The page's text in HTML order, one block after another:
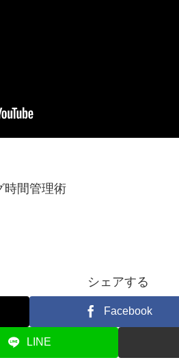
時間管理術
シェアする
Facebook
LINE